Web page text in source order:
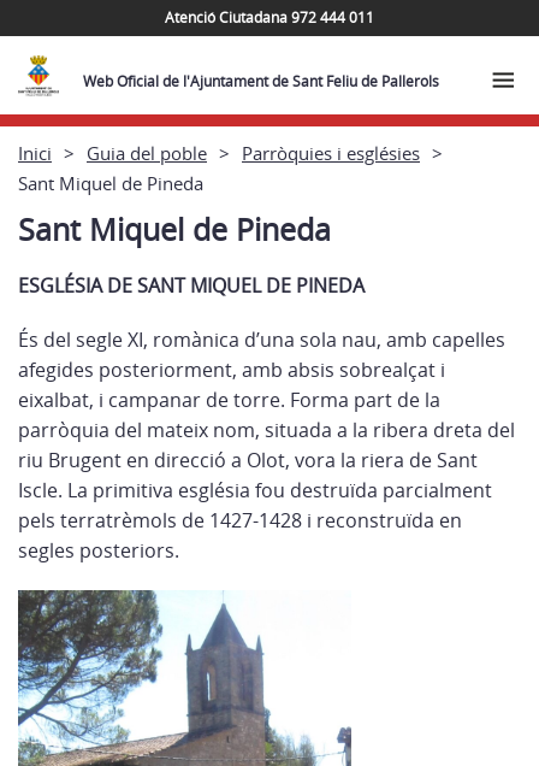
Atenció Ciutadana 972 444 011
Web Oficial de l'Ajuntament de Sant Feliu de Pallerols
Inici Guia del poble
Parròquies i esglésies
Sant Miquel de Pineda
Sant Miquel de Pineda
ESGLÉSIA DE SANT MIQUEL DE PINEDA
És del segle XI, romànica d’una sola nau, amb capelles
afegides posteriorment, amb absis sobrealçat i
eixalbat, i campanar de torre. Forma part de la
parròquia del mateix nom, situada a la ribera dreta del
riu Brugent en direcció a Olot, vora la riera de Sant
Iscle. La primitiva església fou destruïda parcialment
pels terratrèmols de 1427-1428 i reconstruïda en
segles posteriors.